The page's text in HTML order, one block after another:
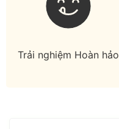
Trải nghiệm Hoàn hảo